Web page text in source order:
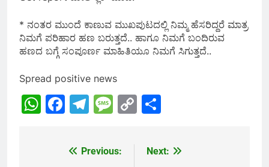
* ನಂತರ ಮುಂದೆ ಕಾಣುವ ಮುಖಪುಟದಲ್ಲಿ ನಿಮ್ಮ ಹೆಸರಿದ್ದರೆ ಮಾತ್ರ
ನಿಮಗೆ ಪರಿಹಾರ ಹಣ ಬರುತ್ತದೆ.. ಹಾಗೂ ನಿಮಗೆ ಬಂದಿರುವ
ಹಣದ ಬಗ್ಗೆ ಸಂಪೂರ್ಣ ಮಾಹಿತಿಯೂ ನಿಮಗೆ ಸಿಗುತ್ತದೆ..
Spread positive news
WhatsApp
Facebook
Telegram
Message
Copy
Previous:
Next: